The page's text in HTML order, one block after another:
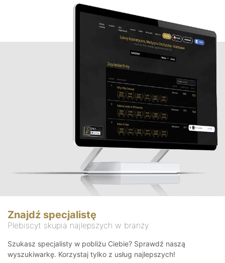
Znajdź specjalistę
Plebiscyt skupia najlepszych w branży
Szukasz specjalisty w pobliżu Ciebie? Sprawdź naszą
wyszukiwarkę. Korzystaj tylko z usług najlepszych!